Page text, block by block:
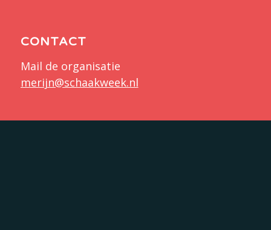
CONTACT
Mail de organisatie
merijn@schaakweek.nl